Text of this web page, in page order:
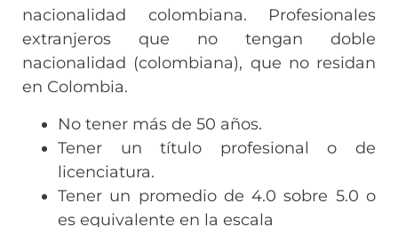
nacionalidad colombiana. Profesionales
extranjeros que no tengan doble
nacionalidad (colombiana), que no residan
en Colombia.
No tener más de 50 años.
Tener un título profesional o de
licenciatura.
Tener un promedio de 4.0 sobre 5.0 o
es equivalente en la escala